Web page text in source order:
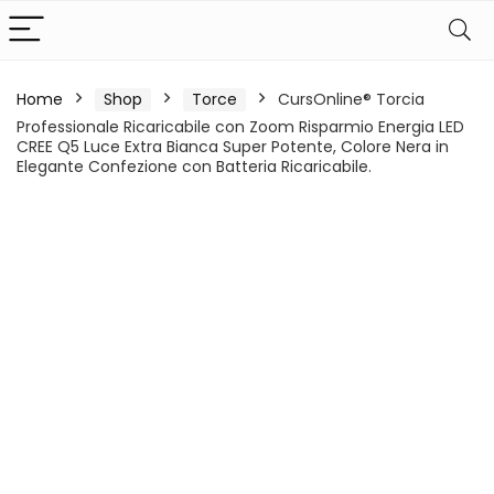
Home Shop Torce
CursOnline® Torcia
Professionale Ricaricabile con Zoom Risparmio Energia LED
CREE Q5 Luce Extra Bianca Super Potente, Colore Nera in
Elegante Confezione con Batteria Ricaricabile.